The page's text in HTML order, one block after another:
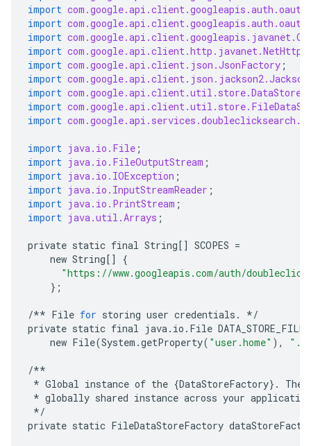
import
import
import
import
import com.google.api.client.json.JsonFactory ;
import
import
import
import
import java.io.File ;
import java.io.FileOutputStream ;
import java.io.IOException ;
import java.io.InputStreamReader ;
import java.io.PrintStream ;
import java.util.Arrays ;
private static final String[] SCOPES =
new String[]
{
"https://www.googleapis.com/auth/
};
/** File for storing user credentials .
*/
private static final java. io . File DATA_STORE_FILE
new File(System .getProperty( "user.home" ),
/**
* Global instance of the {DataStoreFactory} . The
* globally shared instance across your application
*/
private static FileDataStoreFactory